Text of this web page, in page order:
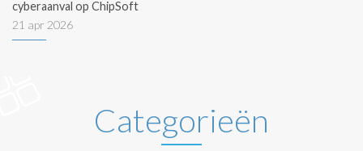
cyberaanval op ChipSoft
21 apr 2026
Categorieën